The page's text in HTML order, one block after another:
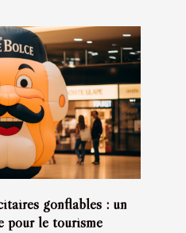
gonflables : un
pour le tourisme